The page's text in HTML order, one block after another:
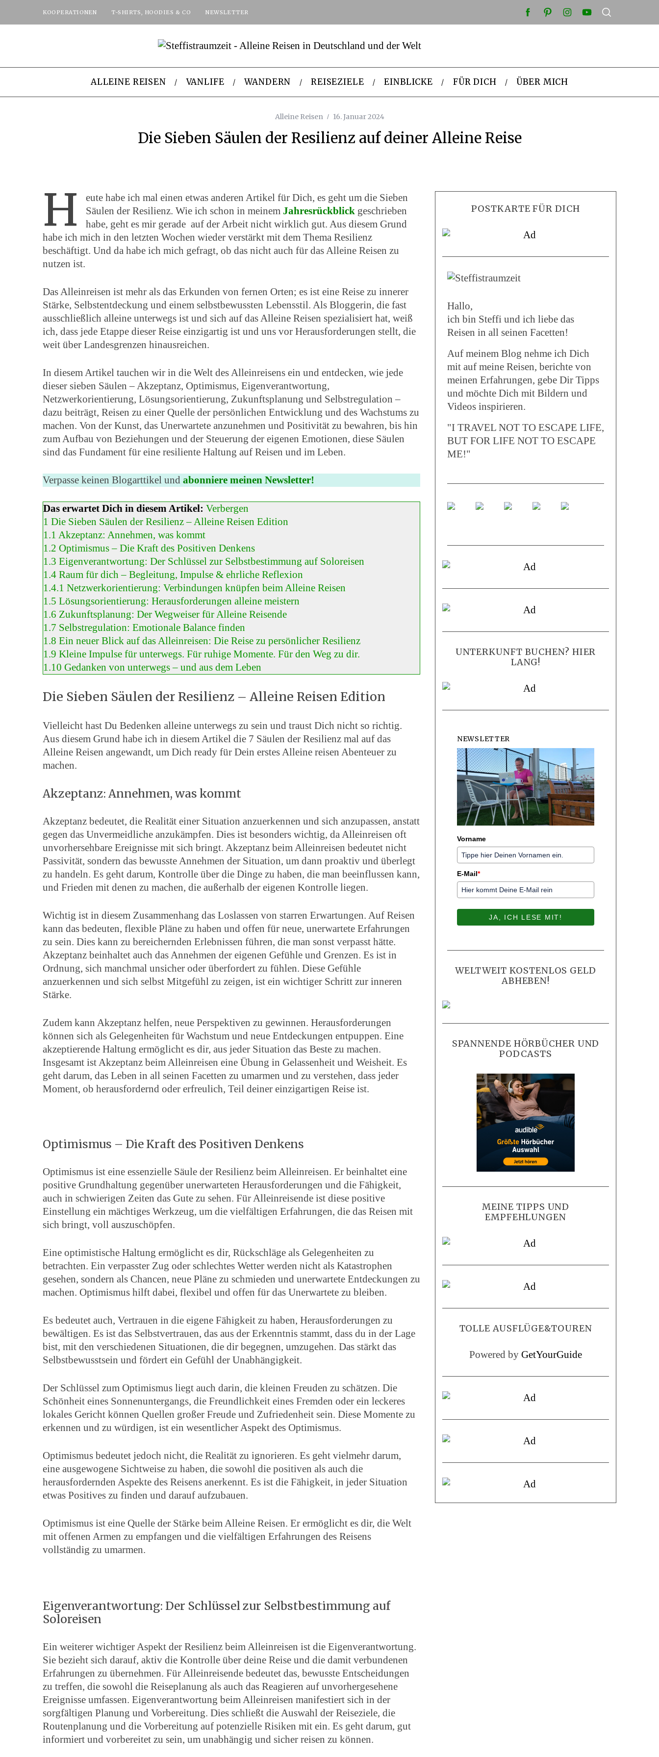
KOOPERATIONEN T-SHIRTS, HOODIES & CO NEWSLETTER
ALLEINE REISEN VANLIFE WANDERN REISEZIELE EINBLICKE FÜR DICH ÜBER MICH
Alleine Reisen 16. Januar 2024
Die Sieben Säulen der Resilienz auf deiner Alleine Reise
H
eute habe ich mal einen etwas anderen Artikel für Dich, es geht um die Sieben
Säulen der Resilienz. Wie ich schon in meinem Jahresrückblick geschrieben
habe, geht es mir gerade auf der Arbeit nicht wirklich gut. Aus diesem Grund
habe ich mich in den letzten Wochen wieder verstärkt mit dem Thema Resilienz
beschäftigt. Und da habe ich mich gefragt, ob das nicht auch für das Alleine Reisen zu
nutzen ist.
Das Alleinreisen ist mehr als das Erkunden von fernen Orten; es ist eine Reise zu innerer
Stärke, Selbstentdeckung und einem selbstbewussten Lebensstil. Als Bloggerin, die fast
ausschließlich alleine unterwegs ist und sich auf das Alleine Reisen spezialisiert hat, weiß
ich, dass jede Etappe dieser Reise einzigartig ist und uns vor Herausforderungen stellt, die
weit über Landesgrenzen hinausreichen.
In diesem Artikel tauchen wir in die Welt des Alleinreisens ein und entdecken, wie jede
dieser sieben Säulen – Akzeptanz, Optimismus, Eigenverantwortung,
Netzwerkorientierung, Lösungsorientierung, Zukunftsplanung und Selbstregulation –
dazu beiträgt, Reisen zu einer Quelle der persönlichen Entwicklung und des Wachstums zu
machen. Von der Kunst, das Unerwartete anzunehmen und Positivität zu bewahren, bis hin
zum Aufbau von Beziehungen und der Steuerung der eigenen Emotionen, diese Säulen
sind das Fundament für eine resiliente Haltung auf Reisen und im Leben.
Verpasse keinen Blogarttikel und abonniere meinen Newsletter!
Das erwartet Dich in diesem Artikel: Verbergen
1 Die Sieben Säulen der Resilienz – Alleine Reisen Edition
1.1 Akzeptanz: Annehmen, was kommt
1.2 Optimismus – Die Kraft des Positiven Denkens
1.3 Eigenverantwortung: Der Schlüssel zur Selbstbestimmung auf Soloreisen
1.4 Raum für dich – Begleitung, Impulse & ehrliche Reflexion
1.4.1 Netzwerkorientierung: Verbindungen knüpfen beim Alleine Reisen
1.5 Lösungsorientierung: Herausforderungen alleine meistern
1.6 Zukunftsplanung: Der Wegweiser für Alleine Reisende
1.7 Selbstregulation: Emotionale Balance finden
1.8 Ein neuer Blick auf das Alleinreisen: Die Reise zu persönlicher Resilienz
1.9 Kleine Impulse für unterwegs. Für ruhige Momente. Für den Weg zu dir.
1.10 Gedanken von unterwegs – und aus dem Leben
Die Sieben Säulen der Resilienz – Alleine Reisen Edition
Vielleicht hast Du Bedenken alleine unterwegs zu sein und traust Dich nicht so richtig.
Aus diesem Grund habe ich in diesem Artikel die 7 Säulen der Resilienz mal auf das
Alleine Reisen angewandt, um Dich ready für Dein erstes Alleine reisen Abenteuer zu
machen.
Akzeptanz: Annehmen, was kommt
Akzeptanz bedeutet, die Realität einer Situation anzuerkennen und sich anzupassen, anstatt
gegen das Unvermeidliche anzukämpfen. Dies ist besonders wichtig, da Alleinreisen oft
unvorhersehbare Ereignisse mit sich bringt. Akzeptanz beim Alleinreisen bedeutet nicht
Passivität, sondern das bewusste Annehmen der Situation, um dann proaktiv und überlegt
zu handeln. Es geht darum, Kontrolle über die Dinge zu haben, die man beeinflussen kann,
und Frieden mit denen zu machen, die außerhalb der eigenen Kontrolle liegen.
Wichtig ist in diesem Zusammenhang das Loslassen von starren Erwartungen. Auf Reisen
kann das bedeuten, flexible Pläne zu haben und offen für neue, unerwartete Erfahrungen
zu sein. Dies kann zu bereichernden Erlebnissen führen, die man sonst verpasst hätte.
Akzeptanz beinhaltet auch das Annehmen der eigenen Gefühle und Grenzen. Es ist in
Ordnung, sich manchmal unsicher oder überfordert zu fühlen. Diese Gefühle
anzuerkennen und sich selbst Mitgefühl zu zeigen, ist ein wichtiger Schritt zur inneren
Stärke.
Zudem kann Akzeptanz helfen, neue Perspektiven zu gewinnen. Herausforderungen
können sich als Gelegenheiten für Wachstum und neue Entdeckungen entpuppen. Eine
akzeptierende Haltung ermöglicht es dir, aus jeder Situation das Beste zu machen.
Insgesamt ist Akzeptanz beim Alleinreisen eine Übung in Gelassenheit und Weisheit. Es
geht darum, das Leben in all seinen Facetten zu umarmen und zu verstehen, dass jeder
Moment, ob herausfordernd oder erfreulich, Teil deiner einzigartigen Reise ist.
Optimismus – Die Kraft des Positiven Denkens
Optimismus ist eine essenzielle Säule der Resilienz beim Alleinreisen. Er beinhaltet eine
positive Grundhaltung gegenüber unerwarteten Herausforderungen und die Fähigkeit,
auch in schwierigen Zeiten das Gute zu sehen. Für Alleinreisende ist diese positive
Einstellung ein mächtiges Werkzeug, um die vielfältigen Erfahrungen, die das Reisen mit
sich bringt, voll auszuschöpfen.
Eine optimistische Haltung ermöglicht es dir, Rückschläge als Gelegenheiten zu
betrachten. Ein verpasster Zug oder schlechtes Wetter werden nicht als Katastrophen
gesehen, sondern als Chancen, neue Pläne zu schmieden und unerwartete Entdeckungen zu
machen. Optimismus hilft dabei, flexibel und offen für das Unerwartete zu bleiben.
Es bedeutet auch, Vertrauen in die eigene Fähigkeit zu haben, Herausforderungen zu
bewältigen. Es ist das Selbstvertrauen, das aus der Erkenntnis stammt, dass du in der Lage
bist, mit den verschiedenen Situationen, die dir begegnen, umzugehen. Das stärkt das
Selbstbewusstsein und fördert ein Gefühl der Unabhängigkeit.
Der Schlüssel zum Optimismus liegt auch darin, die kleinen Freuden zu schätzen. Die
Schönheit eines Sonnenuntergangs, die Freundlichkeit eines Fremden oder ein leckeres
lokales Gericht können Quellen großer Freude und Zufriedenheit sein. Diese Momente zu
erkennen und zu würdigen, ist ein wesentlicher Aspekt des Optimismus.
Optimismus bedeutet jedoch nicht, die Realität zu ignorieren. Es geht vielmehr darum,
eine ausgewogene Sichtweise zu haben, die sowohl die positiven als auch die
herausfordernden Aspekte des Reisens anerkennt. Es ist die Fähigkeit, in jeder Situation
etwas Positives zu finden und darauf aufzubauen.
Optimismus ist eine Quelle der Stärke beim Alleine Reisen. Er ermöglicht es dir, die Welt
mit offenen Armen zu empfangen und die vielfältigen Erfahrungen des Reisens
vollständig zu umarmen.
Eigenverantwortung: Der Schlüssel zur Selbstbestimmung auf
Soloreisen
Ein weiterer wichtiger Aspekt der Resilienz beim Alleinreisen ist die Eigenverantwortung.
Sie bezieht sich darauf, aktiv die Kontrolle über deine Reise und die damit verbundenen
Erfahrungen zu übernehmen. Für Alleinreisende bedeutet das, bewusste Entscheidungen
zu treffen, die sowohl die Reiseplanung als auch das Reagieren auf unvorhergesehene
Ereignisse umfassen. Eigenverantwortung beim Alleinreisen manifestiert sich in der
sorgfältigen Planung und Vorbereitung. Dies schließt die Auswahl der Reiseziele, die
Routenplanung und die Vorbereitung auf potenzielle Risiken mit ein. Es geht darum, gut
informiert und vorbereitet zu sein, um unabhängig und sicher reisen zu können.
POSTKARTE FÜR DICH
Hallo,
ich bin Steffi und ich liebe das
Reisen in all seinen Facetten!
Auf meinem Blog nehme ich Dich
mit auf meine Reisen, berichte von
meinen Erfahrungen, gebe Dir Tipps
und möchte Dich mit Bildern und
Videos inspirieren.
"I TRAVEL NOT TO ESCAPE LIFE,
BUT FOR LIFE NOT TO ESCAPE
ME!"
UNTERKUNFT BUCHEN? HIER
LANG!
NEWSLETTER
Vorname
E-Mail*
JA, ICH LESE MIT!
WELTWEIT KOSTENLOS GELD
ABHEBEN!
SPANNENDE HÖRBÜCHER UND
PODCASTS
MEINE TIPPS UND
EMPFEHLUNGEN
TOLLE AUSFLÜGE&TOUREN
Powered by GetYourGuide